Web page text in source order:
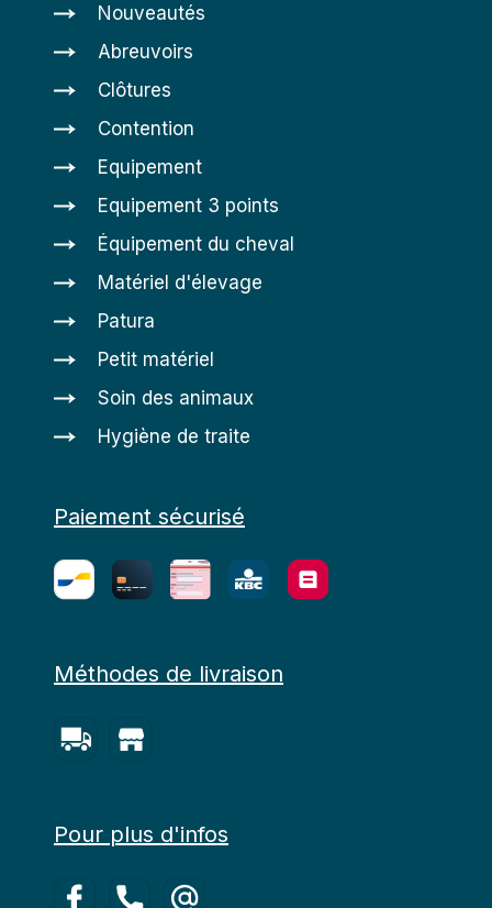
Nouveautés
Abreuvoirs
Clôtures
Contention
Equipement
Equipement 3 points
Équipement du cheval
Matériel d'élevage
Patura
Petit matériel
Soin des animaux
Hygiène de traite
Paiement sécurisé
Méthodes de livraison
Pour plus d'infos